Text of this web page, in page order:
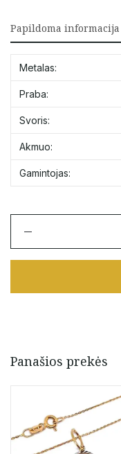
Papildoma informacija
Metalas:
Praba:
Svoris:
Akmuo:
Gamintojas:
Balto
su
Panašios prekės